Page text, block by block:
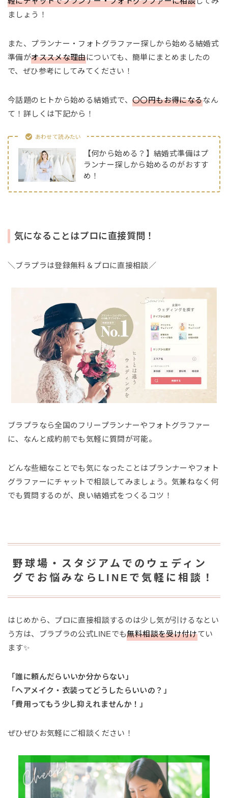
ましょう！
また、プランナー・フォトグラファー探しから始める結婚式
準備がオススメな理由についても、簡単にまとめましたの
で、ぜひ参考にしてみてください！
今話題のヒトから始める結婚式で、 〇〇円もお得になるなん
て！詳しくは下記から！
あわせて読みたい
【何から始める？】結婚式準備はプ
ランナー探しから始めるのがおすす
め！
気になることはプロに直接質問！
＼ブラプラは登録無料＆プロに直接相談／
ブラプラなら全国のフリープランナーやフォトグラファー
に、なんと成約前でも気軽に質問が可能。
どんな些細なことでも気になったことはプランナーやフォト
グラファーにチャットで相談してみましょう。気兼ねなく何
でも質問するのが、良い結婚式をつくるコツ！
野球場・スタジアムでのウェディン
グでお悩みならLINEで気軽に相談！
はじめから、プロに直接相談するのは少し気が引けるなとい
う方は、ブラプラの公式LINEでも無料相談を受け付けてい
ます✨
「誰に頼んだらいいか分からない」
「ヘアメイク・衣装ってどうしたらいいの？」
「費用ってもう少し抑えれませんか！」
ぜひぜひお気軽にご相談ください！